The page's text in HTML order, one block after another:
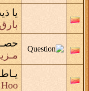
يا